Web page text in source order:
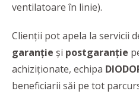
ventilatoare în linie).
Clienții pot apela la servicii
garanție și postgaranție
achiziționate, echipa
beneficiarii săi pe tot